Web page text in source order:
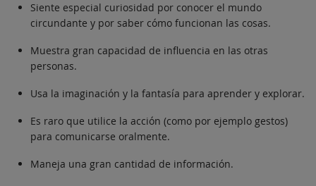
Siente especial curiosidad por conocer el mundo
circundante y por saber cómo funcionan las cosas.
Muestra gran capacidad de influencia en las otras
personas.
Usa la imaginación y la fantasía para aprender y explorar.
Es raro que utilice la acción (como por ejemplo gestos)
para comunicarse oralmente.
Maneja una gran cantidad de información.